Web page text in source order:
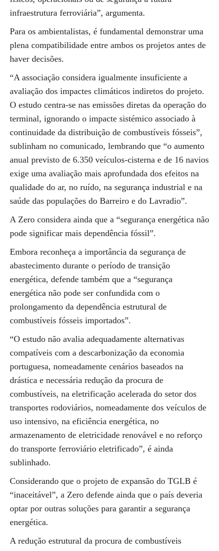
infraestrutura ferroviária”, argumenta.
Para os ambientalistas, é fundamental demonstrar uma
plena compatibilidade entre ambos os projetos antes de
haver decisões.
“A associação considera igualmente insuficiente a
avaliação dos impactes climáticos indiretos do projeto.
O estudo centra-se nas emissões diretas da operação do
terminal, ignorando o impacte sistémico associado à
continuidade da distribuição de combustíveis fósseis”,
sublinham no comunicado, lembrando que “o aumento
anual previsto de 6.350 veículos-cisterna e de 16 navios
exige uma avaliação mais aprofundada dos efeitos na
qualidade do ar, no ruído, na segurança industrial e na
saúde das populações do Barreiro e do Lavradio”.
A Zero considera ainda que a “segurança energética não
pode significar mais dependência fóssil”.
Embora reconheça a importância da segurança de
abastecimento durante o período de transição
energética, defende também que a “segurança
energética não pode ser confundida com o
prolongamento da dependência estrutural de
combustíveis fósseis importados”.
“O estudo não avalia adequadamente alternativas
compatíveis com a descarbonização da economia
portuguesa, nomeadamente cenários baseados na
drástica e necessária redução da procura de
combustíveis, na eletrificação acelerada do setor dos
transportes rodoviários, nomeadamente dos veículos de
uso intensivo, na eficiência energética, no
armazenamento de eletricidade renovável e no reforço
do transporte ferroviário eletrificado”, é ainda
sublinhado.
Considerando que o projeto de expansão do TGLB é
“inaceitável”, a Zero defende ainda que o país deveria
optar por outras soluções para garantir a segurança
energética.
A redução estrutural da procura de combustíveis